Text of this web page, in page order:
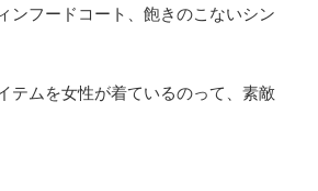
ンフードコート、飽きのこないシン
テムを女性が着ているのって、素敵